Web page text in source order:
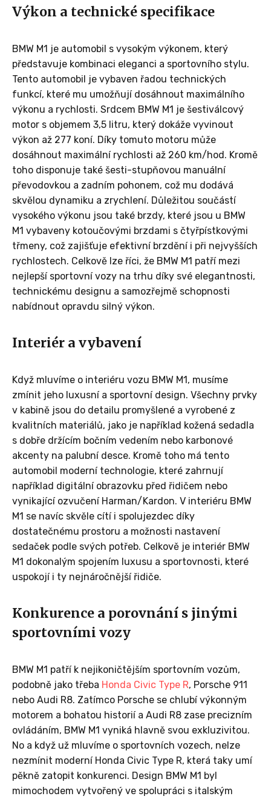
Výkon a technické specifikace
BMW M1 je automobil s vysokým výkonem, který
představuje kombinaci eleganci a sportovního stylu.
Tento automobil je vybaven řadou technických
funkcí, které mu umožňují dosáhnout maximálního
výkonu a rychlosti. Srdcem BMW M1 je šestiválcový
motor s objemem 3,5 litru, který dokáže vyvinout
výkon až 277 koní. Díky tomuto motoru může
dosáhnout maximální rychlosti až 260 km/hod. Kromě
toho disponuje také šesti-stupňovou manuální
převodovkou a zadním pohonem, což mu dodává
skvělou dynamiku a zrychlení. Důležitou součástí
vysokého výkonu jsou také brzdy, které jsou u BMW
M1 vybaveny kotoučovými brzdami s čtyřpístkovými
třmeny, což zajišťuje efektivní brzdění i při nejvyšších
rychlostech. Celkově lze říci, že BMW M1 patří mezi
nejlepší sportovní vozy na trhu díky své elegantnosti,
technickému designu a samozřejmě schopnosti
nabídnout opravdu silný výkon.
Interiér a vybavení
Když mluvíme o interiéru vozu BMW M1, musíme
zmínit jeho luxusní a sportovní design. Všechny prvky
v kabině jsou do detailu promyšlené a vyrobené z
kvalitních materiálů, jako je například kožená sedadla
s dobře držícím bočním vedením nebo karbonové
akcenty na palubní desce. Kromě toho má tento
automobil moderní technologie, které zahrnují
například digitální obrazovku před řidičem nebo
vynikající ozvučení Harman/Kardon. V interiéru BMW
M1 se navíc skvěle cítí i spolujezdec díky
dostatečnému prostoru a možnosti nastavení
sedaček podle svých potřeb. Celkově je interiér BMW
M1 dokonalým spojením luxusu a sportovnosti, které
uspokojí i ty nejnáročnější řidiče.
Konkurence a porovnání s jinými
sportovními vozy
BMW M1 patří k nejikoničtějším sportovním vozům,
podobně jako třeba Honda Civic Type R, Porsche 911
nebo Audi R8. Zatímco Porsche se chlubí výkonným
motorem a bohatou historií a Audi R8 zase precizním
ovládáním, BMW M1 vyniká hlavně svou exkluzivitou.
No a když už mluvíme o sportovních vozech, nelze
nezmínit moderní Honda Civic Type R, která taky umí
pěkně zatopit konkurenci. Design BMW M1 byl
mimochodem vytvořený ve spolupráci s italským